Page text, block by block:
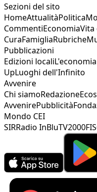
Sezioni del sito
HomeAttualitàPolitica
CommentiEconomiaVita
CuraFamigliaRubriche
Pubblicazioni
Edizioni locali
UpLuoghi dell'Infinito
Avvenire
Chi siamoRedazione
AvvenirePubblicità
Mondo CEI
SIRRadio InBluTV2000